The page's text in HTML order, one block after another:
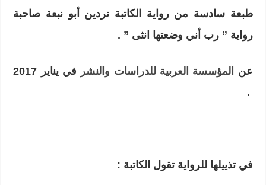
طبعة سادسة من رواية الكاتبة نردين أبو نبعة صاحبة
رواية ” رب أني وضعتها انثى ” .
عن المؤسسة العربية للدراسات والنشر في يناير 2017
.
في تذييلها للرواية تقول الكاتبة :